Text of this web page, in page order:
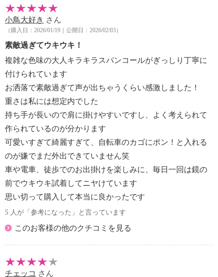
小鳥大好き さん
（購入日：2026/01/19｜公開日：2026/02/03）
素敵過ぎてウキウキ！
複雑な色味の大人キラキラスパンコールがぎっしり丁寧に
付けられています
お洒落で素敵過ぎて声が出ちゃうくらい感激しました！
重さは私には想定内でした
持ち手が長いので肩に掛けやすいですし、よく考えられて
作られているのが分かります
可愛いすぎて綺麗すぎて、自転車のカゴにポン！と入れる
のが嫌でまだ外出できていません笑
車や電車、徒歩でのお出掛けを楽しみに、毎日一回は鏡の
前でウキウキ試着してニヤけています
思い切って購入して本当に良かったです
5 人が「参考になった」と言っています
このお客様の他のクチコミを見る
チェッコ さん